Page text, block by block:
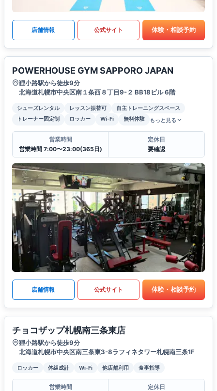
店舗情報 公式サイト 体験・相談予約
POWERHOUSE GYM SAPPORO JAPAN
狸小路駅から徒歩9分
北海道札幌市中央区南１条西８丁目9-２ BB18ビル 6階
シューズレンタル レッスン振替可
自主トレーニングスペース
トレーナー固定制
ロッカー Wi-Fi 無料体験 もっと見る
営業時間
営業時間 7:00〜23:00(365日)
定休日
要確認
店舗情報 公式サイト 体験・相談予約
チョコザップ札幌南三条東店
狸小路駅から徒歩9分
北海道札幌市中央区南三条東3-8ラフィネタワー札幌南三条1F
ロッカー 体組成計 Wi-Fi 他店舗利用 食事指導
営業時間
定休日